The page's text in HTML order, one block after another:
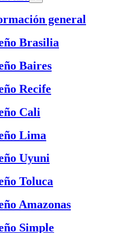
general
Brasilia
Baires
Recife
Cali
Lima
Uyuni
Toluca
Amazonas
Simple